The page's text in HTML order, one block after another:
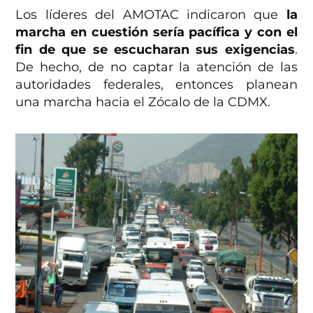
Los líderes del AMOTAC indicaron que la
marcha en cuestión sería pacífica y con el
fin de que se escucharan sus exigencias.
De hecho, de no captar la atención de las
autoridades federales, entonces planean
una marcha hacia el Zócalo de la CDMX.